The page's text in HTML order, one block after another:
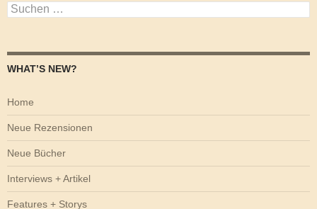
Suchen
nach:
WHAT’S NEW?
Home
Neue Rezensionen
Neue Bücher
Interviews + Artikel
Features + Storys